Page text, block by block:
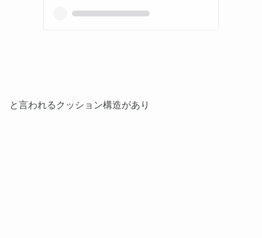
と言われるクッション構造があり